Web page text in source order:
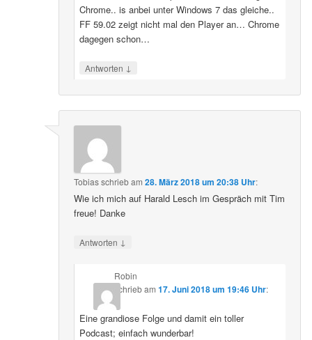
Chrome.. is anbei unter Windows 7 das gleiche..
FF 59.02 zeigt nicht mal den Player an… Chrome
dagegen schon…
Antworten ↓
Tobiasschriebam28. März 2018 um 20:38 Uhr:
Wie ich mich auf Harald Lesch im Gespräch mit Tim
freue! Danke
Antworten ↓
Robin
schriebam 17. Juni 2018 um 19:46 Uhr:
Eine grandiose Folge und damit ein toller
Podcast; einfach wunderbar!